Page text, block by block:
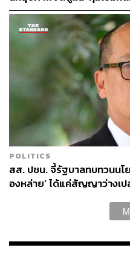
เมื่อผู้สื่อข่าวถามว่า ขณะนี้ส
เหตุว่าเกี่ยวข้องกับการจ้าง
ว่า เป็นเรื่องที่เจ้าหน้าที่ตำร
ไม่ยากแล้ว เนื่องจากมีหลัก
ทำงานของตำรวจว่าเป็นไปอย่
สิ่งที่ต้องทำหลังจากนี้ คือกา
ถึงมูลเหตุและแรงจูงใจของ
หาตัวผู้บงการได้ ก็จะเป็นภ
ความมั่นคงภายในราชอาณา
สังคมว่า เหตุใดจึงมีการนำร
สร้างความเชื่อมั่นว่าเหตุกา
มั่นคง หรือ กอ.รมน. กระทำ
POLITICS
สส. ปชน. จี้รัฐบาลทบทวนนโ
องหล่าย’ ได้แค่สัญญาว่างเป